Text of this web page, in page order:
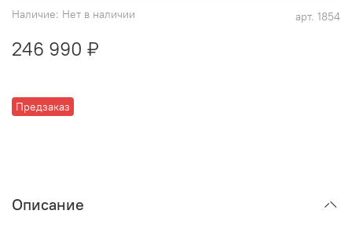
арт. 1854
Наличие: Нет в наличии
Предзаказ
246 990 ₽
Описание